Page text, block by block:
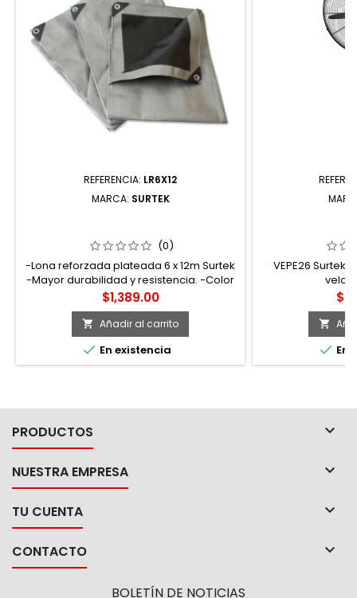
REFERENCIA: LR6X12
MARCA: SURTEK
SURTEK (0)
-Lona reforzada plateada 6 x 12m Surtek
-Mayor durabilidad y resistencia. -Color
plata que refleja el sol y fondo negro que
evita el calentamiento. -Esquinas
reforzadas. -Densidad 180 grs/m². -
Trama de 14 x 14 hilos por pulgada. Con
espesor de 0.25 mm.
Precio
$1,389.00
 Añadir al carrito
 En existencia
VEPE26 Surtek

 En
PRODUCTOS 
NUESTRA EMPRESA 
TU CUENTA 
CONTACTO 
BOLETÍN DE NOTICIAS